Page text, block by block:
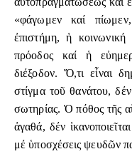
«φάγωμεν καί
ἐπιστήμη, ἡ κοινωνική
πρόοδος καί ἡ
διέξοδον. Ὅ,τι εἶναι
στίγμα τοῦ θανάτου,
σωτηρίας. Ὁ πόθος τῆς
ἀγαθά, δέν
μέ ὑποσχέσεις ψευδῶν